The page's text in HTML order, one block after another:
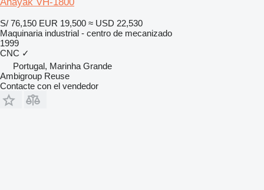
S/ 76,150 EUR 19,500 ≈ USD 22,530
Maquinaria industrial - centro de mecanizado
1999
CNC ✓
Portugal, Marinha Grande
Ambigroup Reuse
Contacte con el vendedor